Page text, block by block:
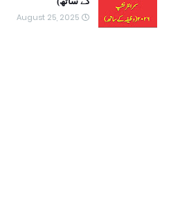
August 25, 2025